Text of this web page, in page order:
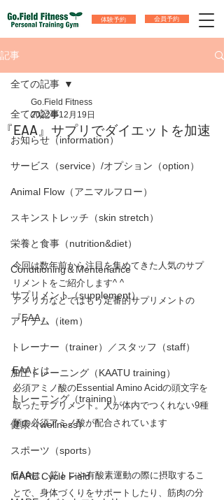
体験予約 会員予約
記事
全ての記事
お知らせ（information）
サービス（service）/オプション（option）
Animal Flow（アニマルフロー）
スキンストレッチ（skin stretch）
栄養と食事（nutrition&diet）
Conditioning＆Mentenance
サプリメント（supplement）
アイテム（item）
トレーナー（trainer）／スタッフ（staff）
加圧トレーニング（KAATU training）
トレーニング（training）
健康（wellness）
スポーツ（sports）
MARE Cycle Field
全ての記事
『EAA』サプリでダイエットを加速
Go.Field Fitness
2022年12月19日
今回は数年前から注目を集めてきた人気のサプ
リメントをご紹介します^ ^
アメリカなどではもう定番的サプリメントの
『EAA』
EAAとは
必須アミノ酸のEssential Amino Acidの頭文字を
取ったサプリメント。人が体内でつくれない9種
類の必須アミノ酸が配合されています
EAAは、筋トレや有酸素運動の際に摂取するこ
とで、身体づくりをサポートしたり、筋肉の分